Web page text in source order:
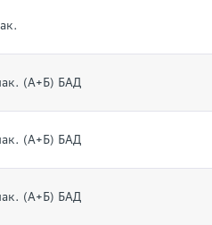
(А+Б) БАД
(А+Б) БАД
(А+Б) БАД